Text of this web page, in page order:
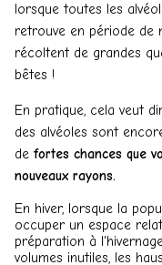
lorsque toutes les
retrouve en période de
récoltent de grandes
bêtes !
En pratique, cela veut
des alvéoles sont
de fortes chances que
nouveaux rayons.
En hiver, lorsque la
occuper un espace
préparation à
volumes inutiles, les